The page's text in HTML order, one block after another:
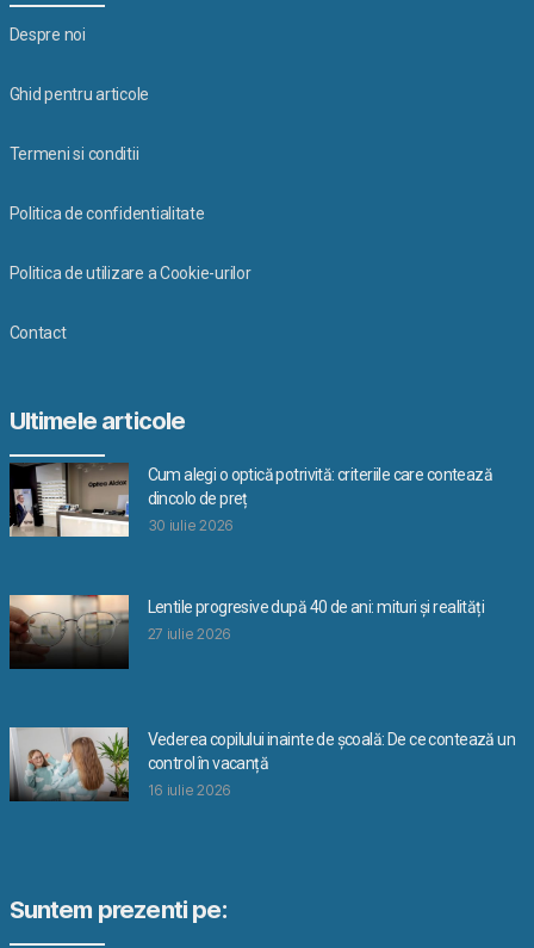
Despre noi
Ghid pentru articole
Termeni si conditii
Politica de confidentialitate
Politica de utilizare a Cookie-urilor
Contact
Ultimele articole
Cum alegi o optică potrivită: criteriile care contează
dincolo de preț
30 iulie 2026
Lentile progresive după 40 de ani: mituri și realități
27 iulie 2026
Vederea copilului inainte de școală: De ce contează un
control în vacanță
16 iulie 2026
Suntem prezenti pe: